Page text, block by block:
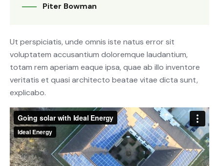
Piter Bowman
Ut perspiciatis, unde omnis iste natus error sit
voluptatem accusantium doloremque laudantium,
totam rem aperiam eaque ipsa, quae ab illo inventore
veritatis et quasi architecto beatae vitae dicta sunt,
explicabo.